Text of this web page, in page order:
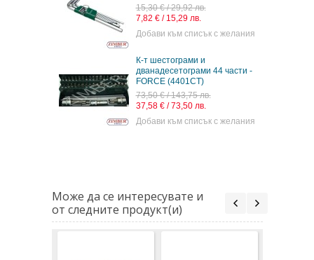
15,30 € / 29,92 лв.
7,82 € / 15,29 лв.
Добави към списък с желания
К-т шестограми и
дванадесетограми 44 части -
FORCE (4401CT)
73,50 € / 143,75 лв.
37,58 € / 73,50 лв.
Добави към списък с желания
Може да се интересувате и
от следните продукт(и)